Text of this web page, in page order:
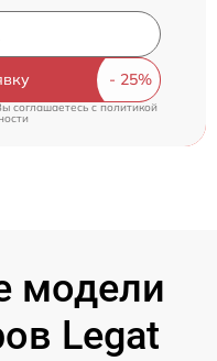
соглашаетесь c политикой
модели
Legat